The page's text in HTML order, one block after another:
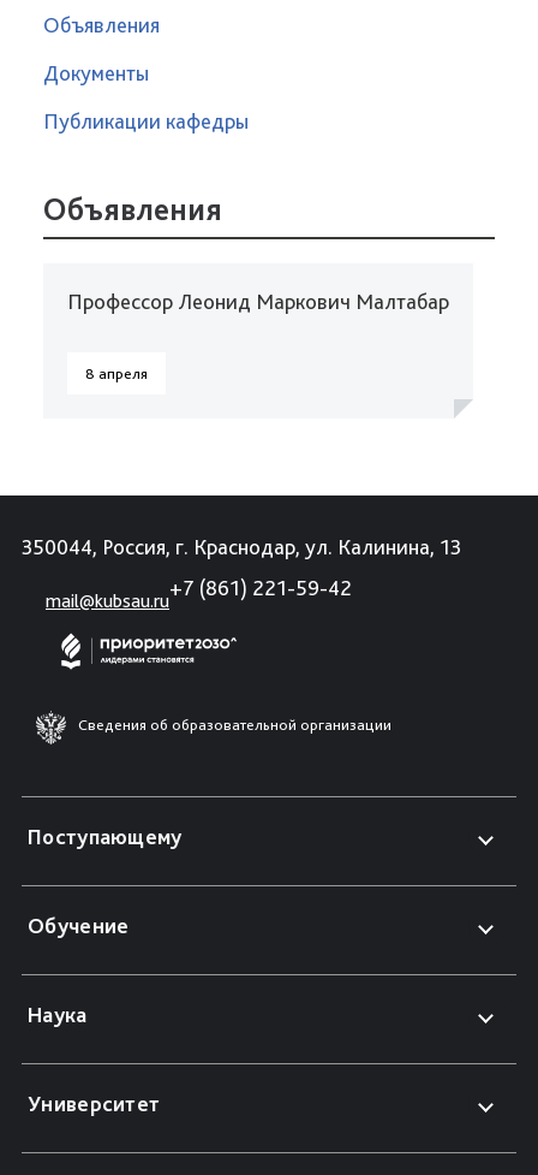
Объявления
Документы
Публикации кафедры
Объявления
Профессор Леонид Маркович Малтабар
8 апреля
350044, Россия, г. Краснодар, ул. Калинина, 13
mail@kubsau.ru
+7 (861) 221-59-42
Сведения об образовательной организации
Поступающему
Обучение
Наука
Университет